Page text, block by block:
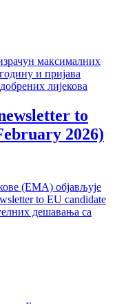
максималних
и пријава
лијекова
to
2026)
(ЕМА) објављује
to EU candidate
дешавања са